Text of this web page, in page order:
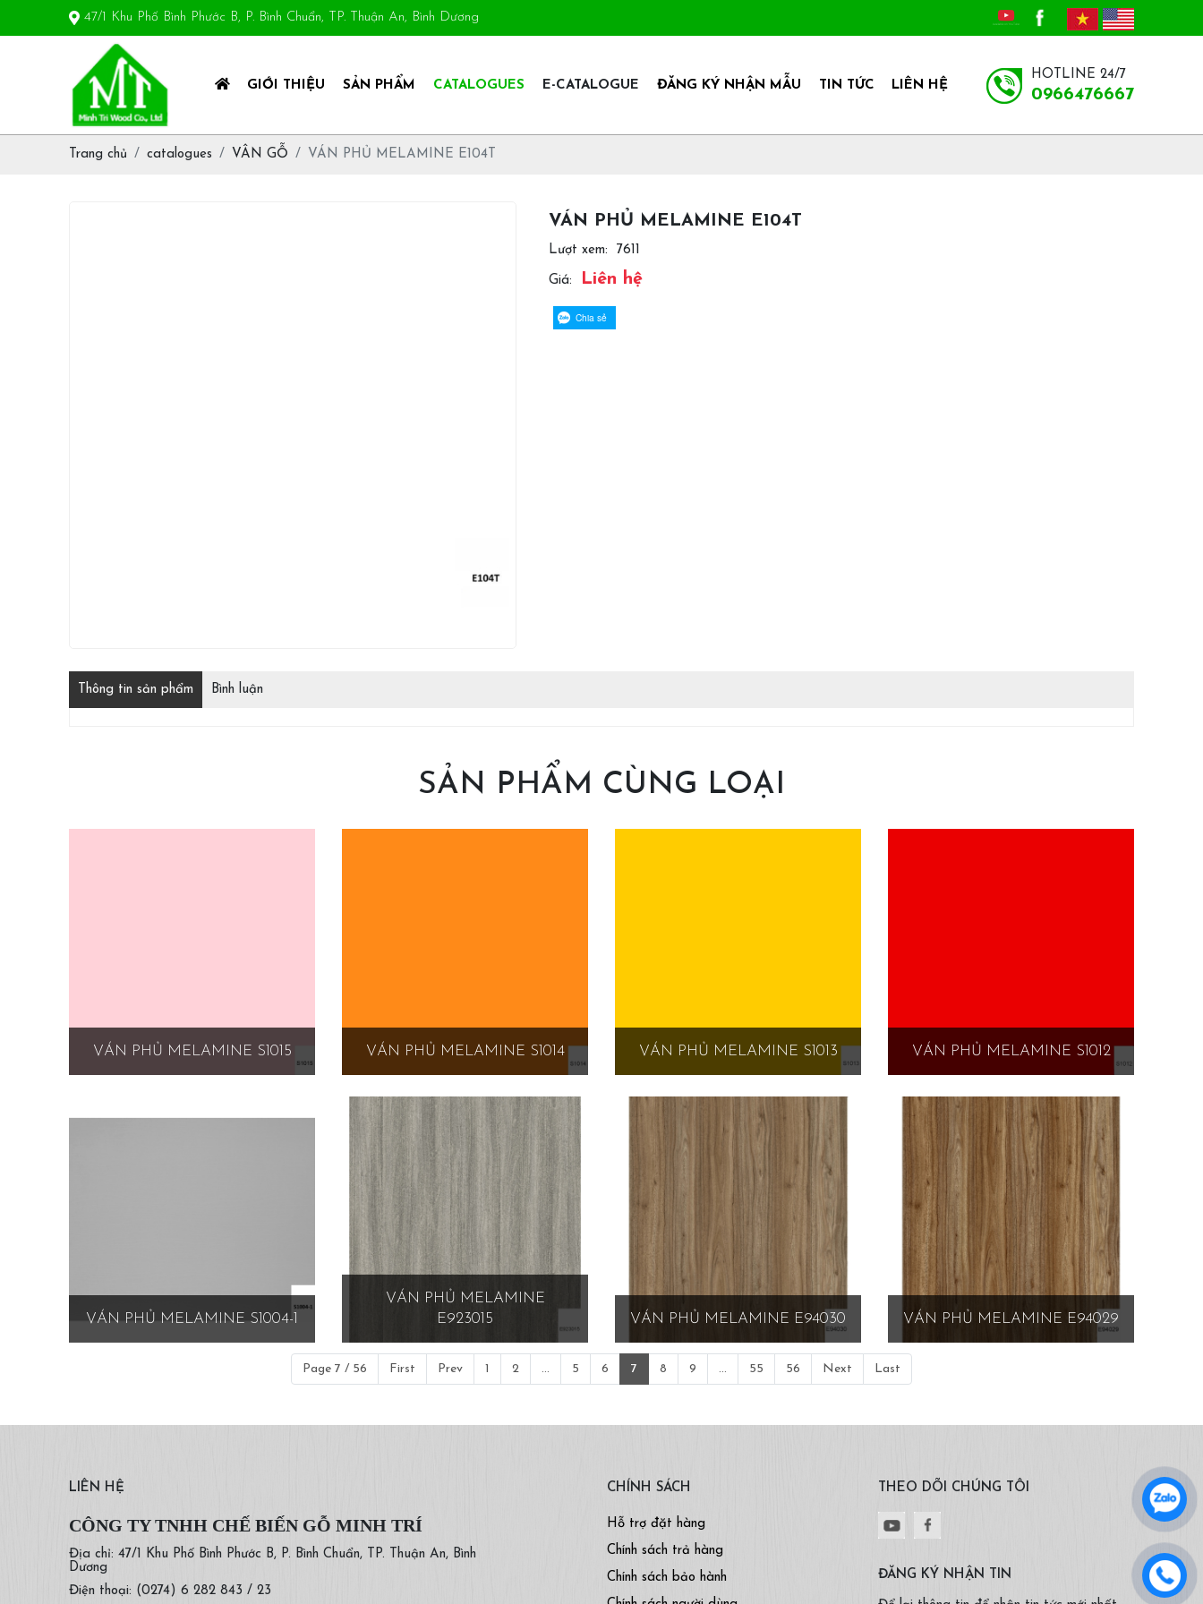
47/1 Khu Phố Bình Phước B, P. Bình Chuẩn, TP. Thuận An, Bình Dương
GIỚI THIỆU SẢN PHẨM CATALOGUES E-CATALOGUE ĐĂNG KÝ NHẬN MẪU TIN TỨC LIÊN HỆ
HOTLINE 24/7
0966476667
Trang chủ catalogues VÂN GỖ VÁN PHỦ MELAMINE E104T
VÁN PHỦ MELAMINE E104T
Lượt xem: 7611
Giá: Liên hệ
Chia sẻ
Thông tin sản phẩm Bình luận
SẢN PHẨM CÙNG LOẠI
VÁN PHỦ MELAMINE S1015 VÁN PHỦ MELAMINE S1014 VÁN PHỦ MELAMINE S1013 VÁN PHỦ MELAMINE S1012
VÁN PHỦ MELAMINE S1004-1
VÁN PHỦ MELAMINE
E923015
VÁN PHỦ MELAMINE E94030 VÁN PHỦ MELAMINE E94029
Page 7 / 56 First Prev 1 2 ... 5 6 7 8 9 ... 55 56 Next Last
LIÊN HỆ
CÔNG TY TNHH CHẾ BIẾN GỖ MINH TRÍ
Địa chỉ: 47/1 Khu Phố Bình Phước B, P. Bình Chuẩn, TP. Thuận An, Bình
Dương
Điện thoại: (0274) 6 282 843 / 23
CHÍNH SÁCH
Hỗ trợ đặt hàng
Chính sách trả hàng
Chính sách bảo hành
THEO DÕI CHÚNG TÔI
ĐĂNG KÝ NHẬN TIN